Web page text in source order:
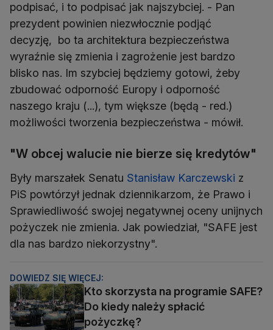
podpisać, i to podpisać jak najszybciej. - Pan
prezydent powinien niezwłocznie podjąć
decyzję, bo ta architektura bezpieczeństwa
wyraźnie się zmienia i zagrożenie jest bardzo
blisko nas. Im szybciej będziemy gotowi, żeby
zbudować odporność Europy i odporność
naszego kraju (...), tym większe (będą - red.)
możliwości tworzenia bezpieczeństwa - mówił.
"W obcej walucie nie bierze się kredytów"
Były marszałek Senatu Stanisław Karczewski z
PiS powtórzył jednak dziennikarzom, że Prawo i
Sprawiedliwość swojej negatywnej oceny unijnych
pożyczek nie zmienia. Jak powiedział, "SAFE jest
dla nas bardzo niekorzystny".
DOWIEDZ SIĘ WIĘCEJ:
Kto skorzysta na programie SAFE?
Do kiedy należy spłacić
pożyczkę?